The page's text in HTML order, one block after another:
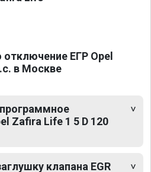
ЕГР Opel
в Москве
Zafira Life 1 5 D 120
клапана EGR